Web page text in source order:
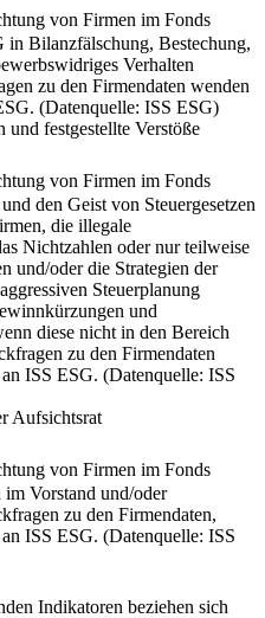
von Firmen im Fonds
in Bilanzfälschung, Bestechung,
Verhalten
zu den Firmendaten wenden
(Datenquelle: ISS ESG)
und festgestellte Verstöße
von Firmen im Fonds
den Geist von Steuergesetzen
die illegale
Nichtzahlen oder nur teilweise
und/oder die Strategien der
Steuerplanung
und
diese nicht in den Bereich
zu den Firmendaten
ISS ESG. (Datenquelle: ISS
Aufsichtsrat
von Firmen im Fonds
im Vorstand und/oder
zu den Firmendaten,
ISS ESG. (Datenquelle: ISS
Indikatoren beziehen sich